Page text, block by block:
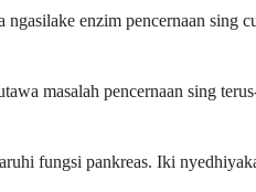
enzim pencernaan sing
masalah pencernaan sing
fungsi pankreas. Iki